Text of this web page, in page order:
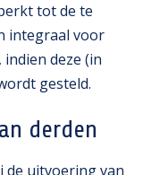
tot de te
integraal voor
deze (in
gesteld.
derden
de uitvoering van